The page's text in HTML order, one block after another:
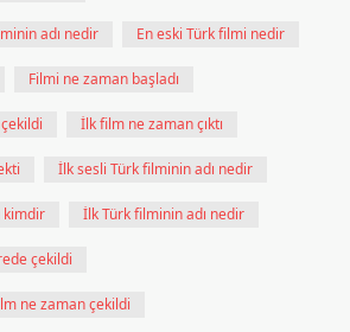
adı nedir En eski Türk filmi nedir
Filmi ne zaman başladı
İlk film ne zaman çıktı
İlk sesli Türk filminin adı nedir
kimdir İlk Türk filminin adı nedir
çekildi
ne zaman çekildi